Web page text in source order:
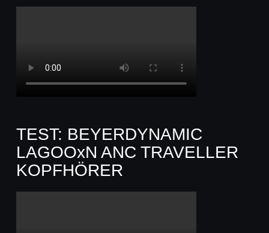
TEST: BEYERDYNAMIC
LAGOOxN ANC TRAVELLER
KOPFHÖRER